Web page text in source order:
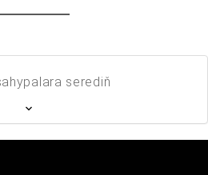
serediň